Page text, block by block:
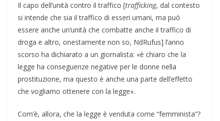
Il capo dell’unità contro il traffico [trafficking, dal contesto
si intende che sia il traffico di esseri umani, ma può
essere anche un’unità che combatte anche il traffico di
droga e altro, onestamente non so, NdRufus] l’anno
scorso ha dichiarato a un giornalista: «è chiaro che la
legge ha conseguenze negative per le donne nella
prostituzione, ma questo è anche una parte dell’effetto
che vogliamo ottenere con la legge».
Com’è, allora, che la legge è venduta come “femminista”?